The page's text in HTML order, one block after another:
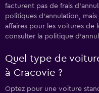
facturent pas de frais
politiques d’annulation,
affaires pour les voitures de
consulter la politique
Quel type de
à Cracovie ?
Optez pour une voiture